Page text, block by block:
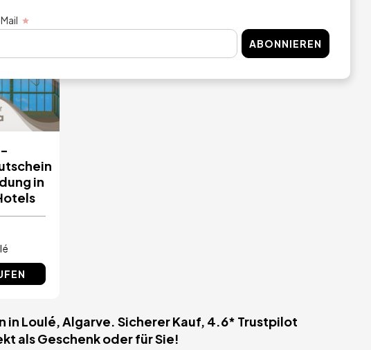
in
in Loulé, Algarve. Sicherer Kauf, 4.6* Trustpilot
als Geschenk oder für Sie!
ABONNIEREN